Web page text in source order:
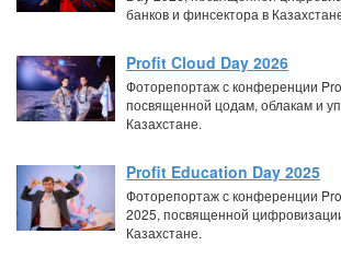
банков и финсектора в
Profit Cloud Day 2026
Фоторепортаж с конференции
посвященной цодам, облакам и
Казахстане.
Profit Education Day 2025
Фоторепортаж с конференции
2025, посвященной
Казахстане.